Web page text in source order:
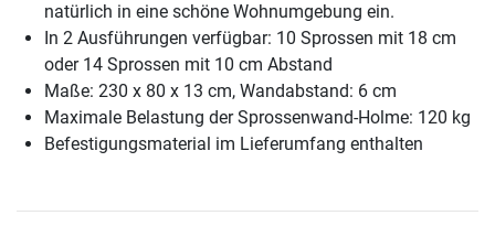
natürlich in eine schöne Wohnumgebung ein.
In 2 Ausführungen verfügbar: 10 Sprossen mit 18 cm
oder 14 Sprossen mit 10 cm Abstand
Maße: 230 x 80 x 13 cm, Wandabstand: 6 cm
Maximale Belastung der Sprossenwand-Holme: 120 kg
Befestigungsmaterial im Lieferumfang enthalten